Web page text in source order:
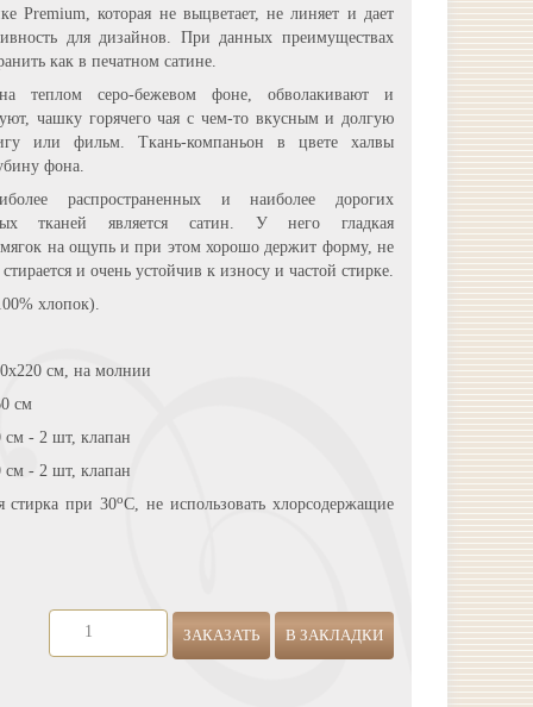
Premium, которая не выцветает, не линяет и дает
для дизайнов. При данных преимуществах
как в печатном сатине.
теплом серо-бежевом фоне, обволакивают и
чашку горячего чая с чем-то вкусным и долгую
или фильм. Ткань-компаньон в цвете халвы
фона.
распространенных и наиболее дорогих
тканей является сатин. У него гладкая
мягок на ощупь и при этом хорошо держит форму, не
и очень устойчив к износу и частой стирке.
хлопок).
см, на молнии
см
см - 2 шт, клапан
см - 2 шт, клапан
стирка при 30оС, не использовать хлорсодержащие
ЗАКАЗАТЬ В ЗАКЛАДКИ